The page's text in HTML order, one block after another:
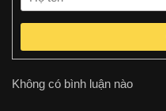
Không có bình luận nào